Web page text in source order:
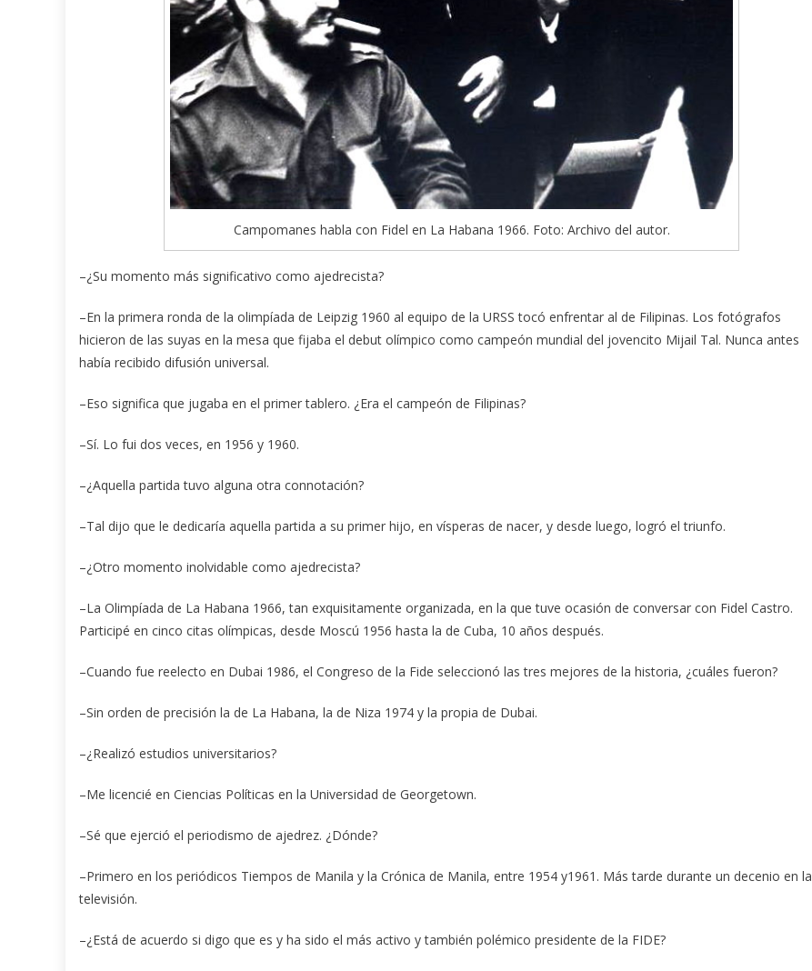
Campomanes habla con Fidel en La Habana 1966. Foto: Archivo del autor.
–¿Su momento más significativo como ajedrecista?
–En la primera ronda de la olimpíada de Leipzig 1960 al equipo de la URSS tocó enfrentar al de Filipinas. Los fotógrafos
hicieron de las suyas en la mesa que fijaba el debut olímpico como campeón mundial del jovencito Mijail Tal. Nunca antes
había recibido difusión universal.
–Eso significa que jugaba en el primer tablero. ¿Era el campeón de Filipinas?
–Sí. Lo fui dos veces, en 1956 y 1960.
–¿Aquella partida tuvo alguna otra connotación?
–Tal dijo que le dedicaría aquella partida a su primer hijo, en vísperas de nacer, y desde luego, logró el triunfo.
–¿Otro momento inolvidable como ajedrecista?
–La Olimpíada de La Habana 1966, tan exquisitamente organizada, en la que tuve ocasión de conversar con Fidel Castro.
Participé en cinco citas olímpicas, desde Moscú 1956 hasta la de Cuba, 10 años después.
–Cuando fue reelecto en Dubai 1986, el Congreso de la Fide seleccionó las tres mejores de la historia, ¿cuáles fueron?
–Sin orden de precisión la de La Habana, la de Niza 1974 y la propia de Dubai.
–¿Realizó estudios universitarios?
–Me licencié en Ciencias Políticas en la Universidad de Georgetown.
–Sé que ejerció el periodismo de ajedrez. ¿Dónde?
–Primero en los periódicos Tiempos de Manila y la Crónica de Manila, entre 1954 y1961. Más tarde durante un decenio en la
televisión.
–¿Está de acuerdo si digo que es y ha sido el más activo y también polémico presidente de la FIDE?